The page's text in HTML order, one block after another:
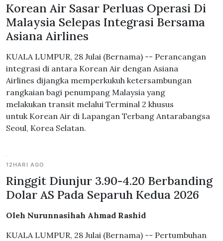
Korean Air Sasar Perluas Operasi Di
Malaysia Selepas Integrasi Bersama
Asiana Airlines
KUALA LUMPUR, 28 Julai (Bernama) -- Perancangan
integrasi di antara Korean Air dengan Asiana
Airlines dijangka memperkukuh ketersambungan
rangkaian bagi penumpang Malaysia yang
melakukan transit melalui Terminal 2 khusus
untuk Korean Air di Lapangan Terbang Antarabangsa
Seoul, Korea Selatan.
12HARI AGO
Ringgit Diunjur 3.90-4.20 Berbanding
Dolar AS Pada Separuh Kedua 2026
Oleh Nurunnasihah Ahmad Rashid
KUALA LUMPUR, 28 Julai (Bernama) -- Pertumbuhan